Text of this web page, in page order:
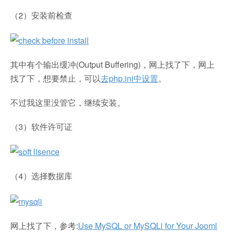
（2）安装前检查
其中有个输出缓冲(Output Buffering)，网上找了下，网上
找了下，想要禁止，可以去php.ini中设置。
不过我这里没管它，继续安装。
（3）软件许可证
（4）选择数据库
网上找了下，参考:Use MySQL or MySQLi for Your Jooml